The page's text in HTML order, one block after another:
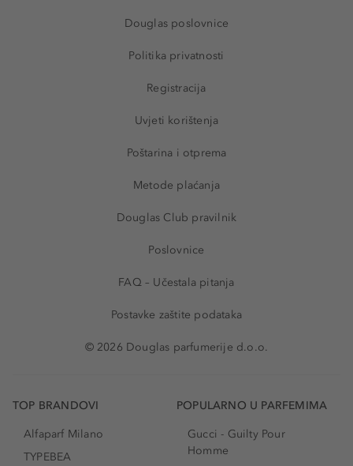
Douglas poslovnice
Politika privatnosti
Registracija
Uvjeti korištenja
Poštarina i otprema
Metode plaćanja
Douglas Club pravilnik
Poslovnice
FAQ – Učestala pitanja
Postavke zaštite podataka
© 2026 Douglas parfumerije d.o.o.
TOP BRANDOVI
Alfaparf Milano
TYPEBEA
POPULARNO U PARFEMIMA
Gucci - Guilty Pour
Homme